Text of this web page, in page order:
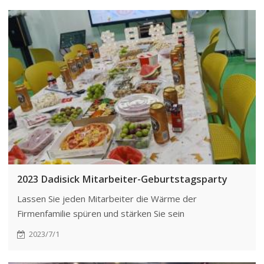
2023 Dadisick Mitarbeiter-Geburtstagsparty
Lassen Sie jeden Mitarbeiter die Wärme der
Firmenfamilie spüren und stärken Sie sein
Zugehörigkeitsgefühl. Das Unternehmen organisiert
2023/7/1